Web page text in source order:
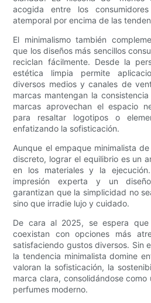
acogida entre los
atemporal por encima de las
El minimalismo también
que los diseños más sencillos
reciclan fácilmente. Desde la
estética limpia permite
diversos medios y canales de
marcas mantengan la
marcas aprovechan el espacio
para resaltar logotipos o
enfatizando la sofisticación.
Aunque el empaque minimalista
discreto, lograr el equilibrio es un
en los materiales y la
impresión experta y un
garantizan que la simplicidad no
sino que irradie lujo y cuidado.
De cara al 2025, se espera que
coexistan con opciones más
satisfaciendo gustos diversos. Sin
la tendencia minimalista domine
valoran la sofisticación, la
marca clara, consolidándose
perfumes moderno.